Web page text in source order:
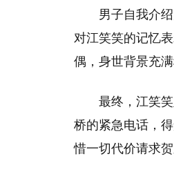
男子自我介
对江笑笑的记忆
偶，身世背景充
最终，江笑
桥的紧急电话，
惜一切代价请求